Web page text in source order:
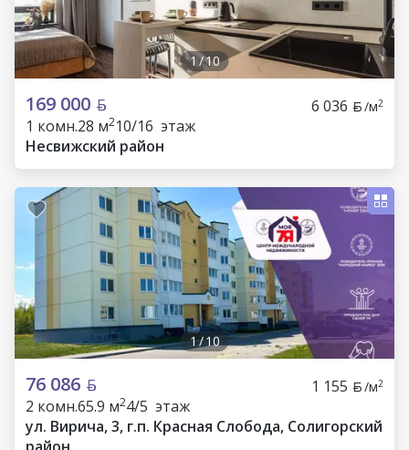
1/10
169 000 6 036 /м2
1 комн.28 м210/16 этаж
Несвижский район
1/10
76 086 1 155 /м2
2 комн.65.9 м24/5 этаж
ул. Вирича, 3, г.п. Красная Слобода, Солигорский